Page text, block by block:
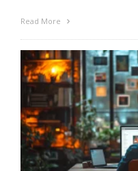
Read More